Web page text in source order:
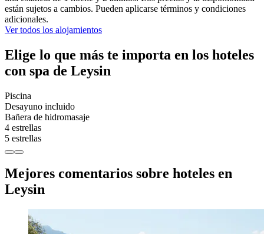
están sujetos a cambios. Pueden aplicarse términos y condiciones
adicionales.
Ver todos los alojamientos
Elige lo que más te importa en los hoteles
con spa de Leysin
Piscina
Desayuno incluido
Bañera de hidromasaje
4 estrellas
5 estrellas
Mejores comentarios sobre hoteles en
Leysin